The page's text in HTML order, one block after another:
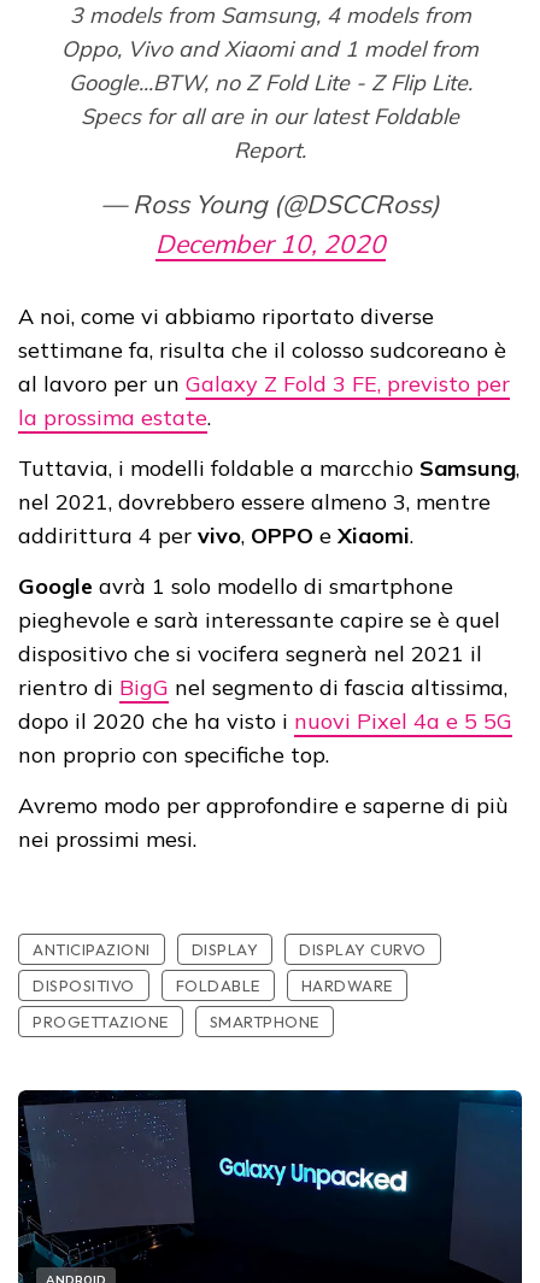
3 models from Samsung, 4 models from
Oppo, Vivo and Xiaomi and 1 model from
Google...BTW, no Z Fold Lite - Z Flip Lite.
Specs for all are in our latest Foldable
Report.
— Ross Young (@DSCCRoss)
December 10, 2020
A noi, come vi abbiamo riportato diverse
settimane fa, risulta che il colosso sudcoreano è
al lavoro per un Galaxy Z Fold 3 FE, previsto per
la prossima estate.
Tuttavia, i modelli foldable a marcchio Samsung,
nel 2021, dovrebbero essere almeno 3, mentre
addirittura 4 per vivo, OPPO e Xiaomi.
Google avrà 1 solo modello di smartphone
pieghevole e sarà interessante capire se è quel
dispositivo che si vocifera segnerà nel 2021 il
rientro di BigG nel segmento di fascia altissima,
dopo il 2020 che ha visto i nuovi Pixel 4a e 5 5G
non proprio con specifiche top.
Avremo modo per approfondire e saperne di più
nei prossimi mesi.
ANTICIPAZIONI DISPLAY
DISPLAY CURVO
DISPOSITIVO
FOLDABLE
HARDWARE
PROGETTAZIONE
SMARTPHONE